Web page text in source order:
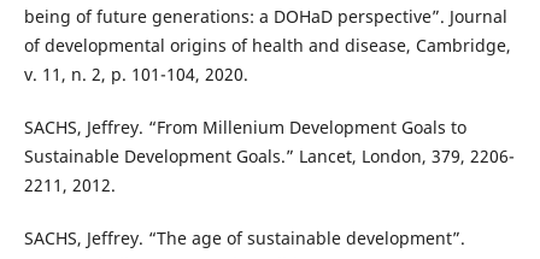
being of future generations: a DOHaD perspective”. Journal
of developmental origins of health and disease, Cambridge,
v. 11, n. 2, p. 101-104, 2020.
SACHS, Jeffrey. “From Millenium Development Goals to
Sustainable Development Goals.” Lancet, London, 379, 2206-
2211, 2012.
SACHS, Jeffrey. “The age of sustainable development”.